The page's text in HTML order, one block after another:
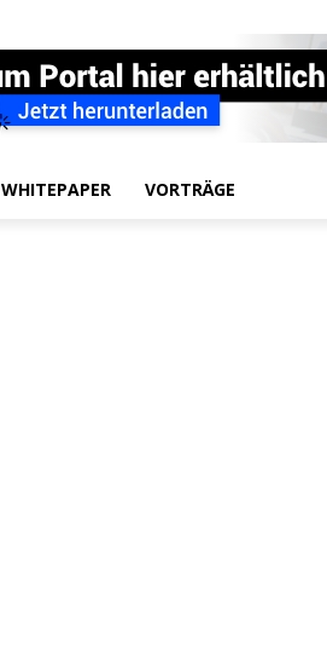
WHITEPAPER VORTRÄGE